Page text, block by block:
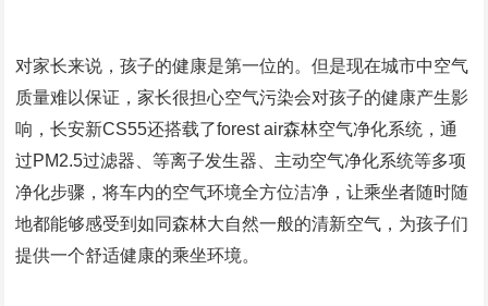
对家长来说，孩子的健康是第一位的。但是现在城市中空气
质量难以保证，家长很担心空气污染会对孩子的健康产生影
响，长安新CS55还搭载了forest air森林空气净化系统，通
过PM2.5过滤器、等离子发生器、主动空气净化系统等多项
净化步骤，将车内的空气环境全方位洁净，让乘坐者随时随
地都能够感受到如同森林大自然一般的清新空气，为孩子们
提供一个舒适健康的乘坐环境。